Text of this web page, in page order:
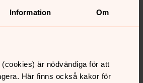
Information Om
är nödvändiga för att
Här finns också kakor för